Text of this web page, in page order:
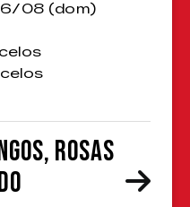
08 (dom)
Rosas